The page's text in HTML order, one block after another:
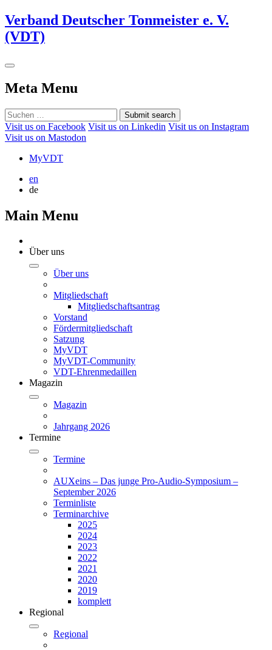
Verband Deutscher Tonmeister e. V.
(VDT)
Meta Menu
Submit search
Visit us on Facebook Visit us on Linkedin Visit us on Instagram
Visit us on Mastodon
MyVDT
en
de
Main Menu
Über uns
Über uns
Mitgliedschaft
Mitgliedschaftsantrag
Vorstand
Fördermitgliedschaft
Satzung
MyVDT
MyVDT-Community
VDT-Ehrenmedaillen
Magazin
Magazin
Jahrgang 2026
Termine
Termine
AUXeins – Das junge Pro-Audio-Symposium –
September 2026
Terminliste
Terminarchive
2025
2024
2023
2022
2021
2020
2019
komplett
Regional
Regional